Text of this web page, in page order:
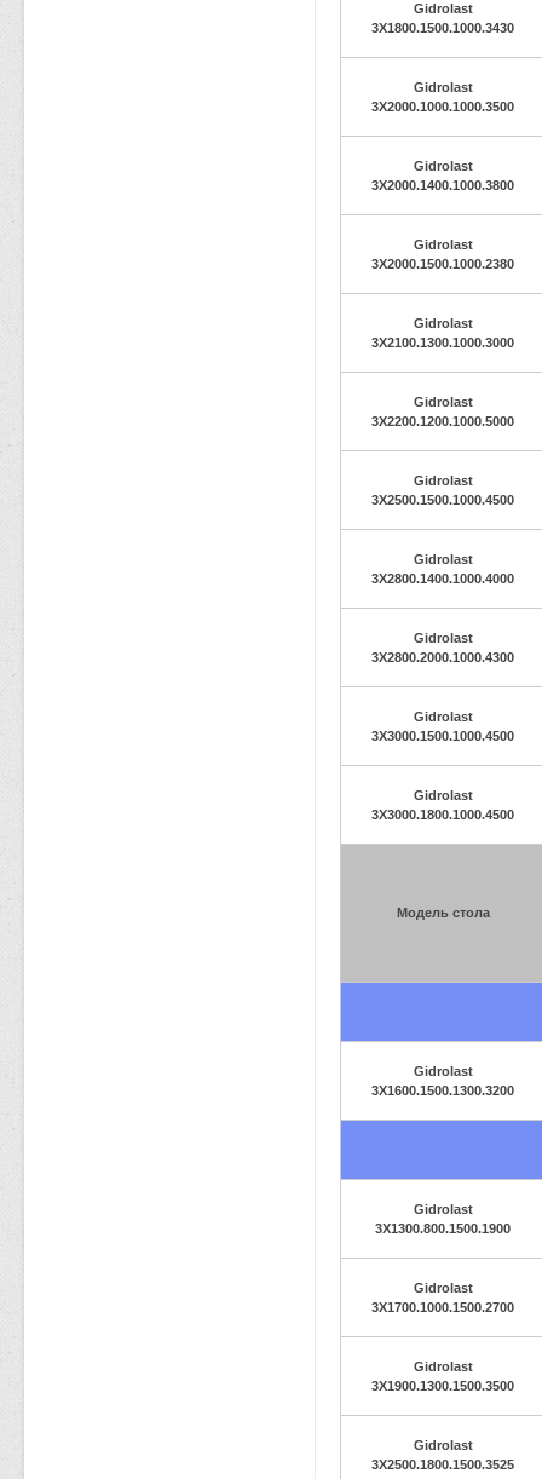
Gidrolast
3X1800.1500.1000.3430
Gidrolast
3X2000.1000.1000.3500
Gidrolast
3X2000.1400.1000.3800
Gidrolast
3X2000.1500.1000.2380
Gidrolast
3X2100.1300.1000.3000
Gidrolast
3X2200.1200.1000.5000
Gidrolast
3X2500.1500.1000.4500
Gidrolast
3X2800.1400.1000.4000
Gidrolast
3X2800.2000.1000.4300
Gidrolast
3X3000.1500.1000.4500
Gidrolast
3X3000.1800.1000.4500
Модель стола
Gidrolast
3X1600.1500.1300.3200
Gidrolast
3X1300.800.1500.1900
Gidrolast
3X1700.1000.1500.2700
Gidrolast
3X1900.1300.1500.3500
Gidrolast
3X2500.1800.1500.3525